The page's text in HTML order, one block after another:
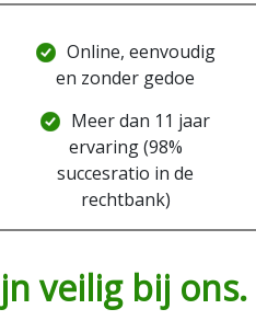
Online, eenvoudig
en zonder gedoe
Meer dan 11 jaar
ervaring (98%
succesratio in de
rechtbank)
veilig bij ons.